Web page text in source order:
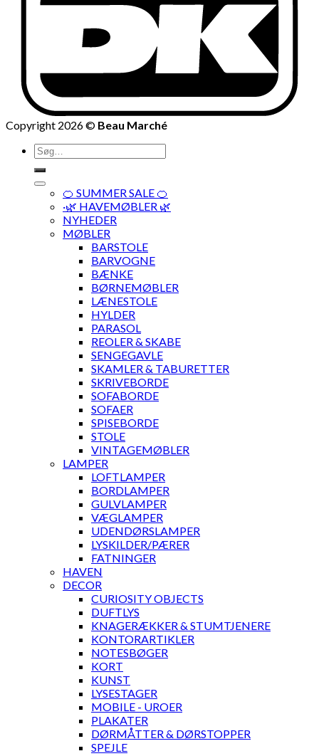
Copyright 2026 © Beau Marché
Søg
efter:
🍊 SUMMER SALE 🍊
·🌿 HAVEMØBLER 🌿
NYHEDER
MØBLER
BARSTOLE
BARVOGNE
BÆNKE
BØRNEMØBLER
LÆNESTOLE
HYLDER
PARASOL
REOLER & SKABE
SENGEGAVLE
SKAMLER & TABURETTER
SKRIVEBORDE
SOFABORDE
SOFAER
SPISEBORDE
STOLE
VINTAGEMØBLER
LAMPER
LOFTLAMPER
BORDLAMPER
GULVLAMPER
VÆGLAMPER
UDENDØRSLAMPER
LYSKILDER/PÆRER
FATNINGER
HAVEN
DECOR
CURIOSITY OBJECTS
DUFTLYS
KNAGERÆKKER & STUMTJENERE
KONTORARTIKLER
NOTESBØGER
KORT
KUNST
LYSESTAGER
MOBILE - UROER
PLAKATER
DØRMÅTTER & DØRSTOPPER
SPEJLE